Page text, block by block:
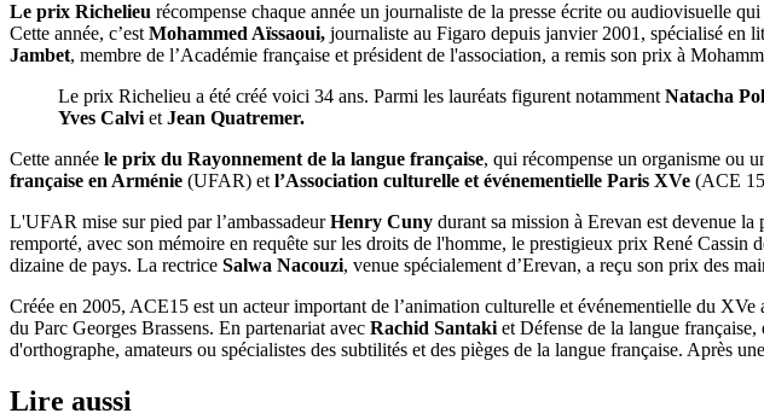
Le prix Richelieu récompense chaque année un journaliste de la presse écrite ou audiovisuelle
Cette année, c’est Mohammed Aïssaoui, journaliste au Figaro depuis janvier 2001, spécialisé en
Jambet, membre de l’Académie française et président de l'association, a remis son prix à
Le prix Richelieu a été créé voici 34 ans. Parmi les lauréats figurent notamment Natacha
Yves Calvi et Jean Quatremer.
Cette année le prix du Rayonnement de la langue française, qui récompense un organisme ou
française en Arménie (UFAR) et l’Association culturelle et événementielle Paris XVe (ACE
L'UFAR mise sur pied par l’ambassadeurHenry Cuny durant sa mission à Erevan est devenue
remporté, avec son mémoire en requête sur les droits de l'homme, le prestigieux prix René
dizaine de pays. La rectrice Salwa Nacouzi, venue spécialement d’Erevan, a reçu son prix des
Créée en 2005, ACE15 est un acteur important de l’animation culturelle et événementielle du
du Parc Georges Brassens. En partenariat avec Rachid Santaki et Défense de la langue
d'orthographe, amateurs ou spécialistes des subtilités et des pièges de la langue française. Après
Lire aussi